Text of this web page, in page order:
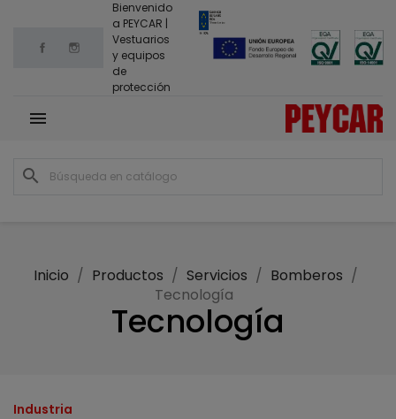
FacebookInstagram
Bienvenido
a PEYCAR |
Vestuarios
y equipos
de
protección

search
Inicio Productos Servicios
Bomberos
Tecnología
Tecnología
Industria